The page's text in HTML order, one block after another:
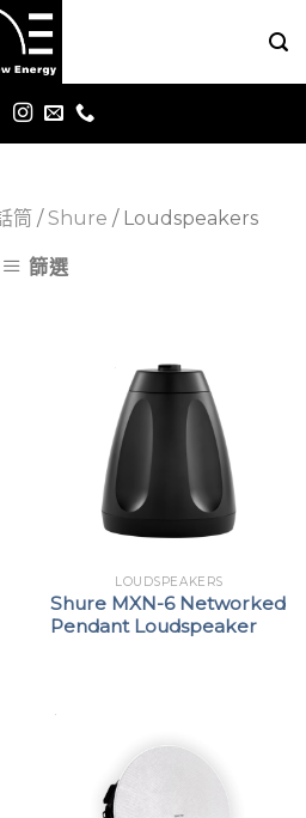
筒 /Shure / Loudspeakers
篩選
LOUDSPEAKERS
Shure MXN-6 Networked
Pendant Loudspeaker